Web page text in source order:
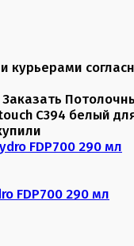
курьерами
C394 белый
FDP700 290 мл